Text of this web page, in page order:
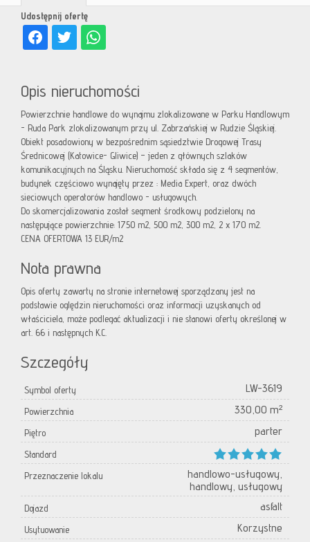
Udostępnij ofertę
Opis nieruchomości
Powierzchnie handlowe do wynajmu zlokalizowane w Parku Handlowym
- Ruda Park zlokalizowanym przy ul. Zabrzańskiej w Rudzie Śląskiej.
Obiekt posadowiony w bezpośrednim sąsiedztwie Drogowej Trasy
Średnicowej (Katowice- Gliwice) – jeden z głównych szlaków
komunikacyjnych na Śląsku. Nieruchomość składa się z 4 segmentów,
budynek częściowo wynajęty przez : Media Expert, oraz dwóch
sieciowych operatorów handlowo - usługowych.
Do skomercjalizowania został segment środkowy podzielony na
następujące powierzchnie: 1750 m2, 500 m2, 300 m2, 2 x 170 m2.
CENA OFERTOWA 13 EUR/m2
Nota prawna
Opis oferty zawarty na stronie internetowej sporządzany jest na
podstawie oględzin nieruchomości oraz informacji uzyskanych od
właściciela, może podlegać aktualizacji i nie stanowi oferty określonej w
art. 66 i następnych K.C.
Szczegóły
Symbol oferty LW-3619
Powierzchnia 330,00 m²
Piętro parter
Standard
Przeznaczenie lokalu
handlowo-usługowy,
handlowy, usługowy
Dojazd asfalt
Usytuowanie Korzystne